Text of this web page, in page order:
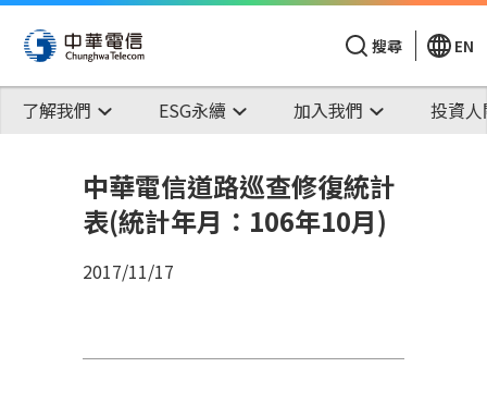
搜尋 EN
了解我們 ESG永續 加入我們 投資
中華電信道路巡查修復統計
表(統計年月：106年10月)
2017/11/17